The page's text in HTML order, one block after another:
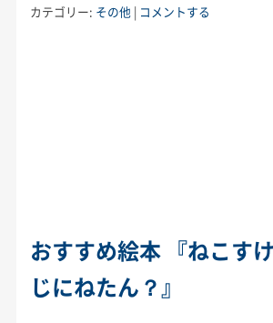
カテゴリー: その他 | コメントする
おすすめ絵本 『ねこす
じにねたん？』